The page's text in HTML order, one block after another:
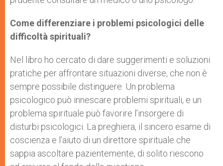
Come differenziare i problemi psicologici delle
difficoltà spirituali?
Nel libro ho cercato di dare suggerimenti e soluzioni
pratiche per affrontare situazioni diverse, che non è
sempre possibile distinguere. Un problema
psicologico può innescare problemi spirituali, e un
problema spirituale può favorire l’insorgere di
disturbi psicologici. La preghiera, il sincero esame di
coscienza e l’aiuto di un direttore spirituale che
sappia ascoltare pazientemente, di solito riescono